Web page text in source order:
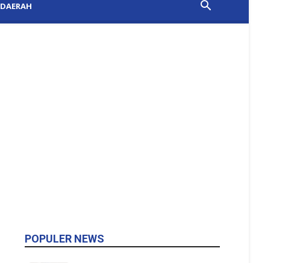
DAERAH
POPULER NEWS